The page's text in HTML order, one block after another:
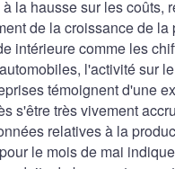
la hausse sur les coûts,
de la croissance de la
intérieure comme les
l'activité sur
témoignent d'une
s'être très vivement
relatives à la
le mois de mai